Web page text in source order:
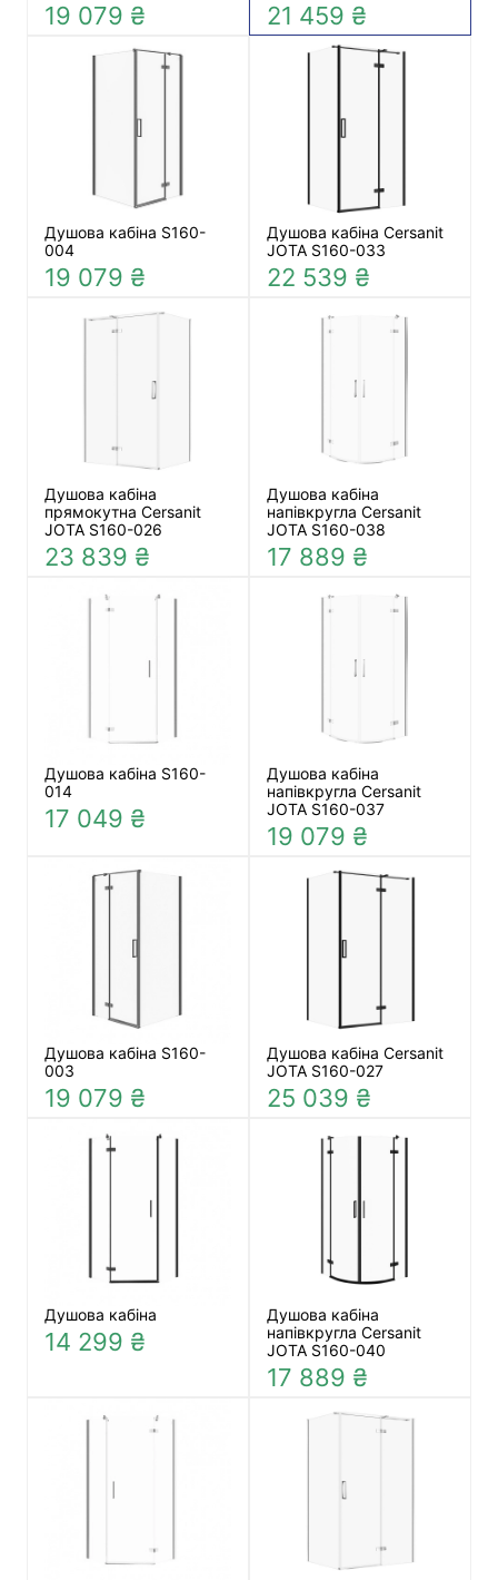
19 079 ₴ 21 459 ₴
Душова кабіна S160-
004
19 079 ₴
Душова кабіна Cersanit
JOTA S160-033
22 539 ₴
Душова кабіна
прямокутна Cersanit
JOTA S160-026
23 839 ₴
Душова кабіна
напівкругла Cersanit
JOTA S160-038
17 889 ₴
Душова кабіна S160-
014
17 049 ₴
Душова кабіна
напівкругла Cersanit
JOTA S160-037
19 079 ₴
Душова кабіна S160-
003
19 079 ₴
Душова кабіна Cersanit
JOTA S160-027
25 039 ₴
Душова кабіна
14 299 ₴
Душова кабіна
напівкругла Cersanit
JOTA S160-040
17 889 ₴